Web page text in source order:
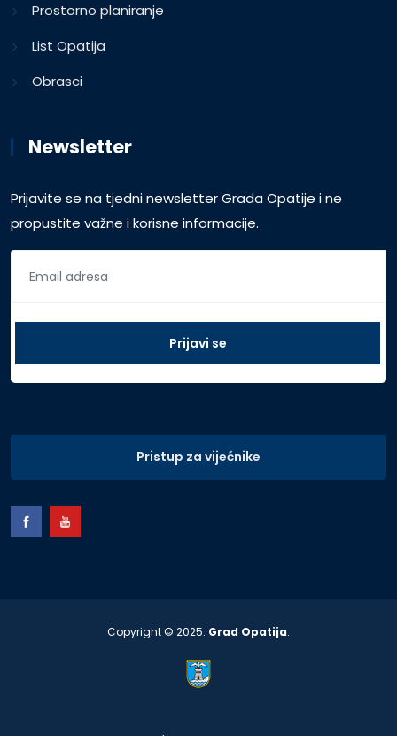
Prostorno planiranje
List Opatija
Obrasci
Newsletter
Prijavite se na tjedni newsletter Grada Opatije i ne
propustite važne i korisne informacije.
Pristup za vijećnike
Copyright © 2025. Grad Opatija.